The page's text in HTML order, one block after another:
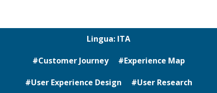
Lingua: ITA
#Customer Journey #Experience Map
#User Experience Design #User Research